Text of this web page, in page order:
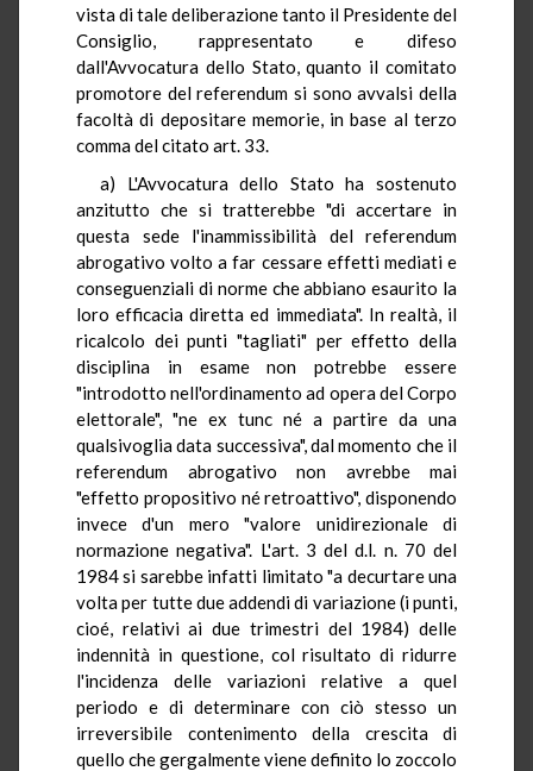
vista di tale deliberazione tanto il Presidente del
Consiglio, rappresentato e difeso
dall'Avvocatura dello Stato, quanto il comitato
promotore del referendum si sono avvalsi della
facoltà di depositare memorie, in base al terzo
comma del citato art. 33.
a) L'Avvocatura dello Stato ha sostenuto
anzitutto che si tratterebbe "di accertare in
questa sede l'inammissibilità del referendum
abrogativo volto a far cessare effetti mediati e
conseguenziali di norme che abbiano esaurito la
loro efficacia diretta ed immediata". In realtà, il
ricalcolo dei punti "tagliati" per effetto della
disciplina in esame non potrebbe essere
"introdotto nell'ordinamento ad opera del Corpo
elettorale", "ne ex tunc né a partire da una
qualsivoglia data successiva", dal momento che il
referendum abrogativo non avrebbe mai
"effetto propositivo né retroattivo", disponendo
invece d'un mero "valore unidirezionale di
normazione negativa". L'art. 3 del d.l. n. 70 del
1984 si sarebbe infatti limitato "a decurtare una
volta per tutte due addendi di variazione (i punti,
cioé, relativi ai due trimestri del 1984) delle
indennità in questione, col risultato di ridurre
l'incidenza delle variazioni relative a quel
periodo e di determinare con ciò stesso un
irreversibile contenimento della crescita di
quello che gergalmente viene definito lo zoccolo